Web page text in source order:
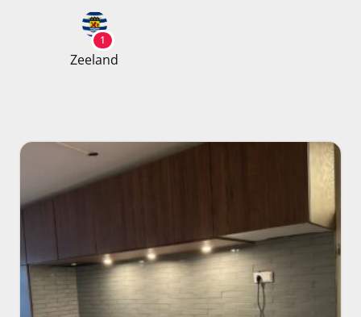
1
Zeeland